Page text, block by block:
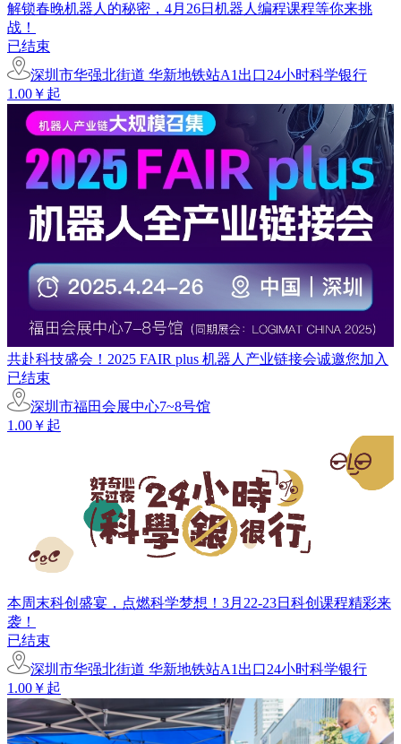
解锁春晚机器人的秘密，4月26日机器人编程课程等你来挑
战！
已结束
深圳市华强北街道 华新地铁站A1出口24小时科学银行
1.00￥起
共赴科技盛会！2025 FAIR plus 机器人产业链接会诚邀您加入
已结束
深圳市福田会展中心7~8号馆
1.00￥起
本周末科创盛宴，点燃科学梦想！3月22-23日科创课程精彩来
袭！
已结束
深圳市华强北街道 华新地铁站A1出口24小时科学银行
1.00￥起